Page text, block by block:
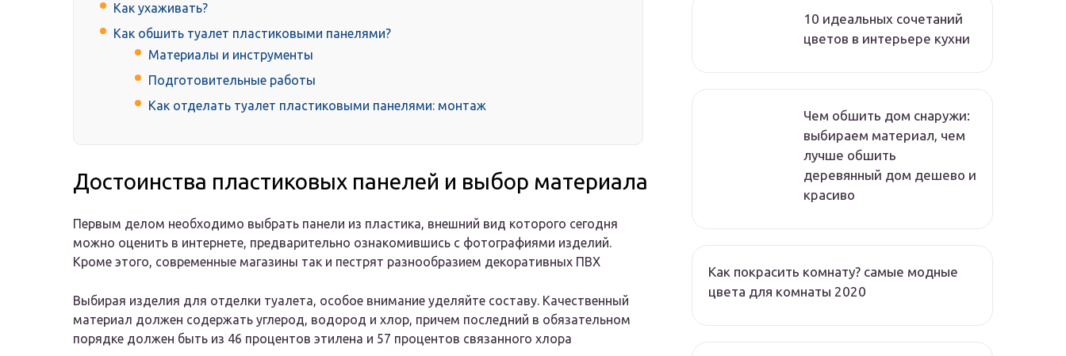
Как ухаживать?
Как обшить туалет пластиковыми панелями?
Материалы и инструменты
Подготовительные работы
Как отделать туалет пластиковыми панелями: монтаж
Достоинства пластиковых панелей и выбор материала
Первым делом необходимо выбрать панели из пластика, внешний вид которого сегодня
можно оценить в интернете, предварительно ознакомившись с фотографиями изделий.
Кроме этого, современные магазины так и пестрят разнообразием декоративных ПВХ
Выбирая изделия для отделки туалета, особое внимание уделяйте составу. Качественный
материал должен содержать углерод, водород и хлор, причем последний в обязательном
порядке должен быть из 46 процентов этилена и 57 процентов связанного хлора
10 идеальных сочетаний
цветов в интерьере кухни
Чем обшить дом снаружи:
выбираем материал, чем
лучше обшить
деревянный дом дешево и
красиво
Как покрасить комнату? самые модные
цвета для комнаты 2020